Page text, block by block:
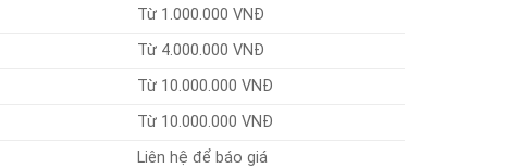
Từ 1.000.000 VNĐ
Từ 4.000.000 VNĐ
Từ 10.000.000 VNĐ
Từ 10.000.000 VNĐ
Liên hệ để báo giá